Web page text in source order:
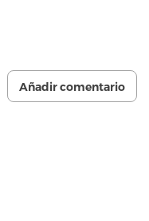
Añadir comentario